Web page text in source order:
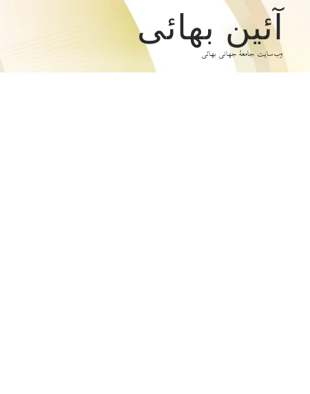
آئین بهائی
وب‌سایت جامعۀ جهانی بهائی